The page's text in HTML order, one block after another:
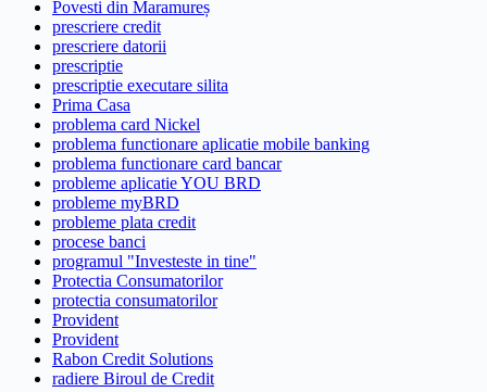
Povesti din Maramureș
prescriere credit
prescriere datorii
prescriptie
prescriptie executare silita
Prima Casa
problema card Nickel
problema functionare aplicatie mobile banking
problema functionare card bancar
probleme aplicatie YOU BRD
probleme myBRD
probleme plata credit
procese banci
programul "Investeste in tine"
Protectia Consumatorilor
protectia consumatorilor
Provident
Provident
Rabon Credit Solutions
radiere Biroul de Credit